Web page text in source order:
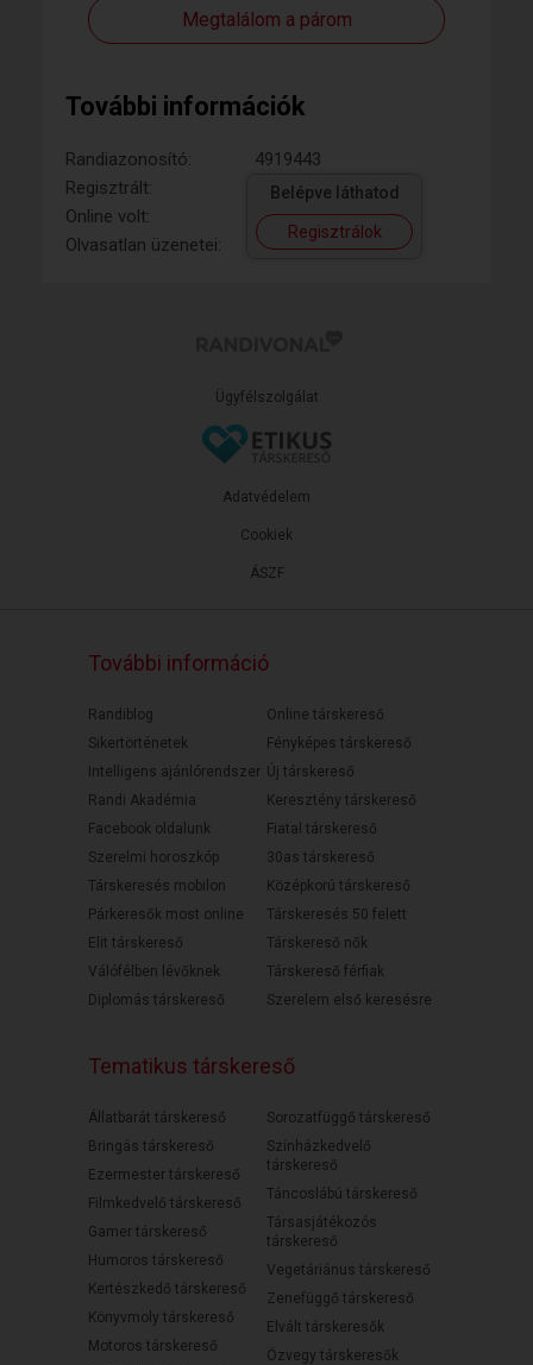
Megtalálom a párom
További információk
Randiazonosító:
4919443
Regisztrált:
Online volt:
Olvasatlan üzenetei:
Belépve láthatod
Regisztrálok
Ügyfélszolgálat
ÁSZF
Adatvédelem
Cookiek
További információ
Randiblog
Sikertörténetek
Intelligens ajánlórendszer
Randi Akadémia
Facebook oldalunk
Szerelmi horoszkóp
Társkeresés mobilon
Párkeresők most online
Elit társkereső
Válófélben lévőknek
Diplomás társkereső
Online társkereső
Fényképes társkereső
Új társkereső
Keresztény társkereső
Fiatal társkereső
30as társkereső
Középkorú társkereső
Társkeresés 50 felett
Társkereső nők
Társkereső férfiak
Szerelem első keresésre
Tematikus társkereső
Állatbarát társkereső
Bringás társkereső
Ezermester társkereső
Filmkedvelő társkereső
Gamer társkereső
Humoros társkereső
Kertészkedő társkereső
Könyvmoly társkereső
Motoros társkereső
Sorozatfüggő társkereső
Színházkedvelő
társkereső
Táncoslábú társkereső
Társasjátékozós
társkereső
Vegetáriánus társkereső
Zenefüggő társkereső
Elvált társkeresők
Özvegy társkeresők